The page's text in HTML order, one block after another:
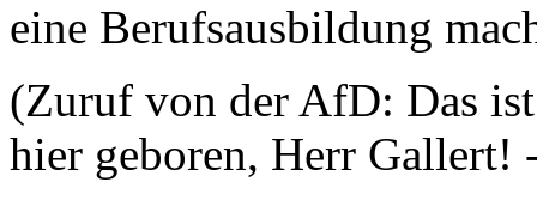
eine Berufsausbildung
(Zuruf von der AfD: Das
hier geboren, Herr Gallert!